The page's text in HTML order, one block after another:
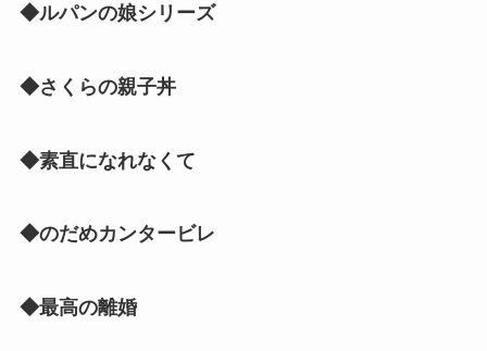
◆ルパンの娘シリーズ
◆さくらの親子丼
◆素直になれなくて
◆のだめカンタービレ
◆最高の離婚